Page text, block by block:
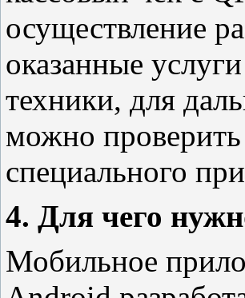
осуществление
оказанные
техники, для
можно
специального
4. Для чего
Мобильное